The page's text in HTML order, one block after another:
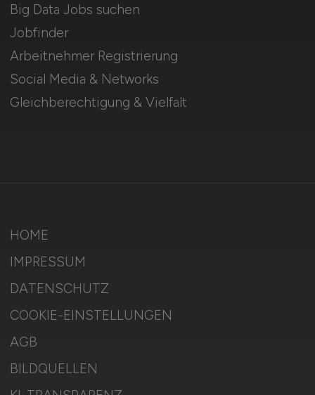
Big Data Jobs suchen
Jobfinder
Arbeitnehmer Registrierung
Social Media & Networks
Gleichberechtigung & Vielfalt
HOME
IMPRESSUM
DATENSCHUTZ
COOKIE-EINSTELLUNGEN
AGB
BILDQUELLEN